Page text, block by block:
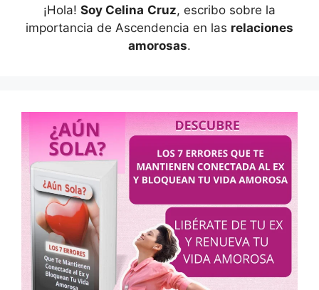
¡Hola! Soy Celina Cruz, escribo sobre la
importancia de Ascendencia en las relaciones
amorosas.